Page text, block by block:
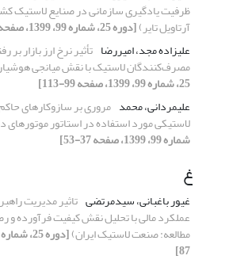
ظرفیت یادگیری سازمانی در صنایع لاستیک
آرتاویل تایر)[دوره 25، شماره 99، 1399، صفحه 55-71]
علیزاده مجد، امیررضا تأثیر نرخ ارز بازار بر
مصرف‌کنندگان لاستیک با نقش میانجی
25، شماره 99، 1399، صفحه 99-113]
علیمردانی، محمد مروری بر سازوکارهای
لاستیکی مورد استفاده در استاتور
شماره 99، 1399، صفحه 37-53]
غ
غیور باغبانی، سیدمرتضی تاثیر مدیریت
عملکرد مالی با تحلیل نقش کیفیت فرآورده
مطالعه: صنعت لاستیک ایران)
87]